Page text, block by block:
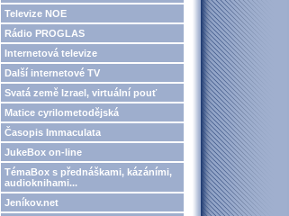
Televize NOE
Rádio PROGLAS
Internetová televize
Další internetové TV
Svatá země Izrael, virtuální pouť
Matice cyrilometodějská
Časopis Immaculata
JukeBox on-line
TémaBox s přednáškami, kázáními,
audioknihami...
Jeníkov.net